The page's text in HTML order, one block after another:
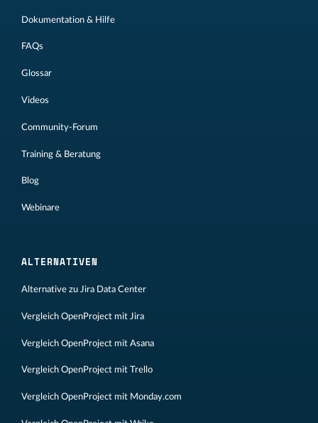
Dokumentation & Hilfe
FAQs
Glossar
Videos
Community-Forum
Training & Beratung
Blog
Webinare
ALTERNATIVEN
Alternative zu Jira Data Center
Vergleich OpenProject mit Jira
Vergleich OpenProject mit Asana
Vergleich OpenProject mit Trello
Vergleich OpenProject mit Monday.com